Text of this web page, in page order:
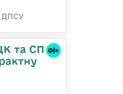
ДПСУ
та СП